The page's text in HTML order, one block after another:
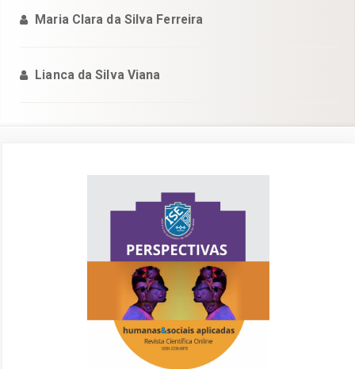
Maria Clara da Silva Ferreira
Lianca da Silva Viana